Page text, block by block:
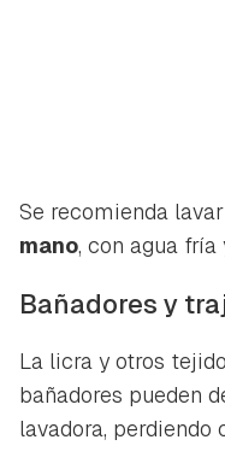
Para poder guardar
iniciar sesión con tu
Se recomienda
mano, con agua
Bañadores y
La licra y otros
bañadores pueden
lavadora, perdiendo
Gracias por